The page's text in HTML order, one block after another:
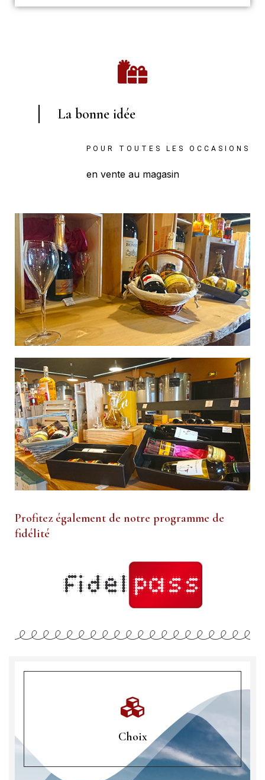
La bonne idée
POUR TOUTES LES OCCASIONS
en vente au magasin
Profitez également de notre programme de
fidélité
Choix